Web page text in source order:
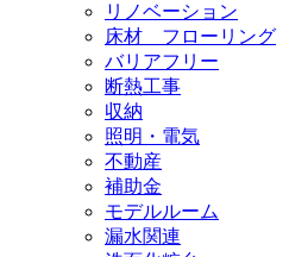
リノベーション
床材 フローリング
バリアフリー
断熱工事
収納
照明・電気
不動産
補助金
モデルルーム
漏水関連